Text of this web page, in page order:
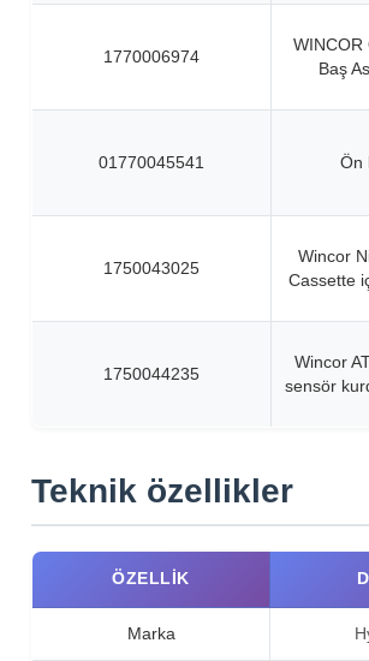
1770006974
WINCOR
Baş
01770045541 Ön
1750043025
Wincor
Cassette
1750044235
Wincor
sensör
Teknik özellikler
ÖZELLIK
Marka